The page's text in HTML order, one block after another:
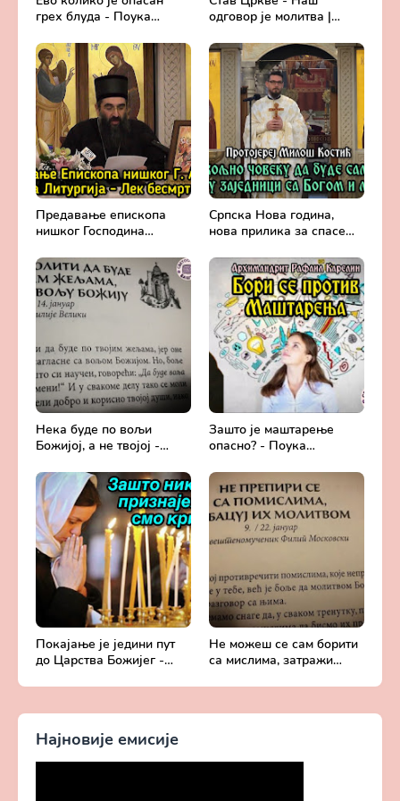
грех блуда - Поука
Карелина
одговор је молитва |
крушевачке, отац Драги
Вешковац
Предавање епископа
нишког Господина
Литургија, лек
бесмртности -
Православље и
медицина
Српска Нова година,
нова прилика за спасење
Богом - Протојереј
Милош Костић
Нека буде по вољи
Божијој, а не твојој -
дан
Зашто је маштарење
опасно? - Поука
Карелина
Покајање је једини пут
до Царства Божијег -
без Христа
Не можеш се сам борити
са мислима, затражи
Добротољубље за сваки
Најновије емисије